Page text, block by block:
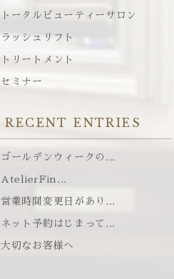
トータルビューティーサロン
ラッシュリフト
トリートメント
セミナー
RECENT ENTRIES
ゴールデンウィークの...
AtelierFin...
営業時間変更日があり...
ネット予約はじまって...
大切なお客様へ